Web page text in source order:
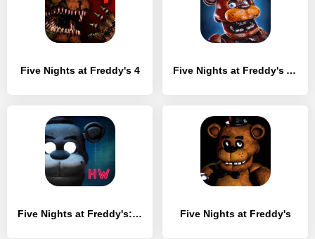
Five Nights at Freddy's 4 Five Nights at Freddy's AR
Five Nights at Freddy's: HW Five Nights at Freddy's